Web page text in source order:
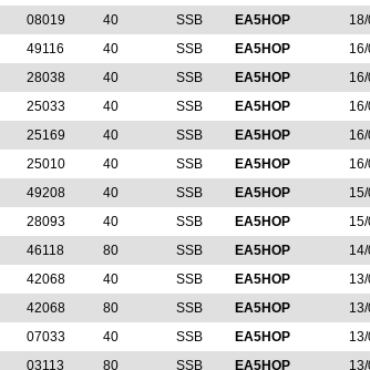
08019 40 SSB EA5HOP
49116 40 SSB EA5HOP
28038 40 SSB EA5HOP
25033 40 SSB EA5HOP
25169 40 SSB EA5HOP
25010 40 SSB EA5HOP
49208 40 SSB EA5HOP
28093 40 SSB EA5HOP
46118 80 SSB EA5HOP
42068 40 SSB EA5HOP
42068 80 SSB EA5HOP
07033 40 SSB EA5HOP
03113 80 SSB EA5HOP